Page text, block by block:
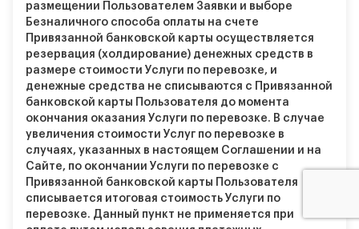
размещении Пользователем Заявки и выборе
Безналичного способа оплаты на счете
Привязанной банковской карты осуществляется
резервация (холдирование) денежных средств в
размере стоимости Услуги по перевозке, и
денежные средства не списываются с Привязанной
банковской карты Пользователя до момента
окончания оказания Услуги по перевозке. В случае
увеличения стоимости Услуг по перевозке в
случаях, указанных в настоящем Соглашении и на
Сайте, по окончании Услуги по перевозке с
Привязанной банковской карты Пользователя
списывается итоговая стоимость Услуги по
перевозке. Данный пункт не применяется при